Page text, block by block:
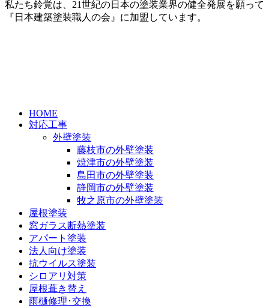
私たち鈴覚は、21世紀の日本の塗装業界の健全発展を願って
『日本建築塗装職人の会』に加盟しています。
HOME
対応工事
外壁塗装
藤枝市の外壁塗装
焼津市の外壁塗装
島田市の外壁塗装
静岡市の外壁塗装
牧之原市の外壁塗装
屋根塗装
窓ガラス断熱塗装
アパート塗装
法人向け塗装
抗ウイルス塗装
シロアリ対策
屋根葺き替え
雨樋修理･交換